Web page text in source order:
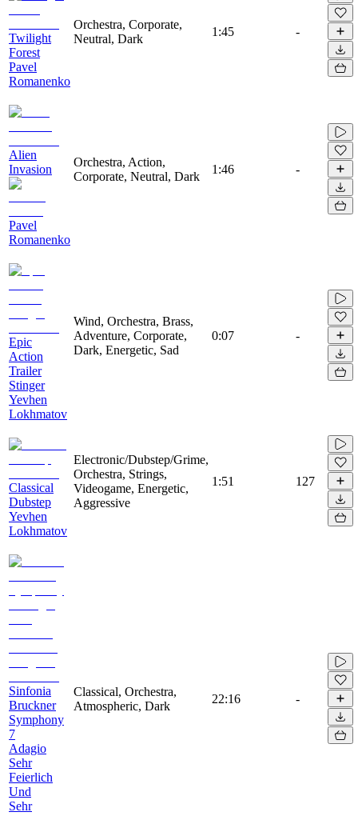
Twilight
Forest
Pavel
Romanenko
Orchestra, Corporate,
Neutral, Dark
1:45 -
Alien
Invasion
Pavel
Romanenko
Orchestra, Action,
Corporate, Neutral, Dark
1:46 -
Epic
Action
Trailer
Stinger
Yevhen
Lokhmatov
Wind, Orchestra, Brass,
Adventure, Corporate,
Dark, Energetic, Sad
0:07 -
Classical
Dubstep
Yevhen
Lokhmatov
Electronic/Dubstep/Grime,
Orchestra, Strings,
Videogame, Energetic,
Aggressive
1:51 127
Sinfonia
Bruckner
Symphony
7
Adagio
Sehr
Feierlich
Und
Sehr
Classical, Orchestra,
Atmospheric, Dark
22:16 -